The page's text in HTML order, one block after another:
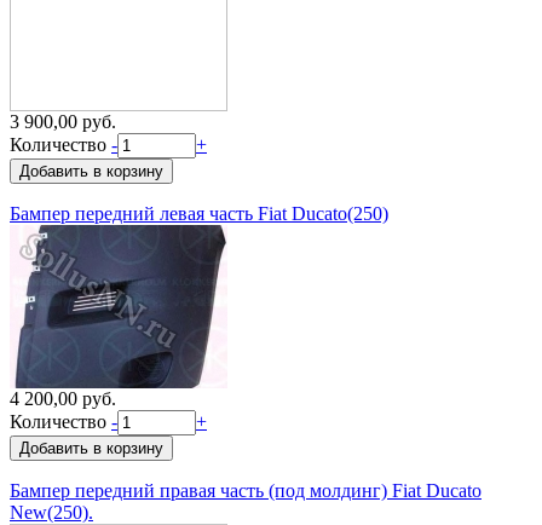
3 900,00 руб.
Количество - +
Бампер передний левая часть Fiat Ducato(250)
4 200,00 руб.
Количество - +
Бампер передний правая часть (под молдинг) Fiat Ducato
New(250).